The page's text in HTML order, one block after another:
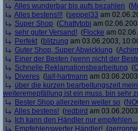
Alles wunderbar bis aufs bezahlen (
Alles bestens!!! (seppel33 am
Super Shop (Chattytobi am
sehr guter Versand! (Flocke am
Perfekt (blitzung am 03.06.2003,
Guter Shop, Super Abwicklung (
Einer der Besten (wenn nicht der
Schnelle Reklamationsbearbeitung (
Diveres ( laif-hartmann am
über die kurzen bearbeitungszeit
weiteremepfällung ist ein muss. bin sehr
Bester Shop allerzeiten weiter so (
Alles bestens! (redbird am
Ich kann den Händler nur empfehlen...
Empfehlenswerter Händler! (gerronrw